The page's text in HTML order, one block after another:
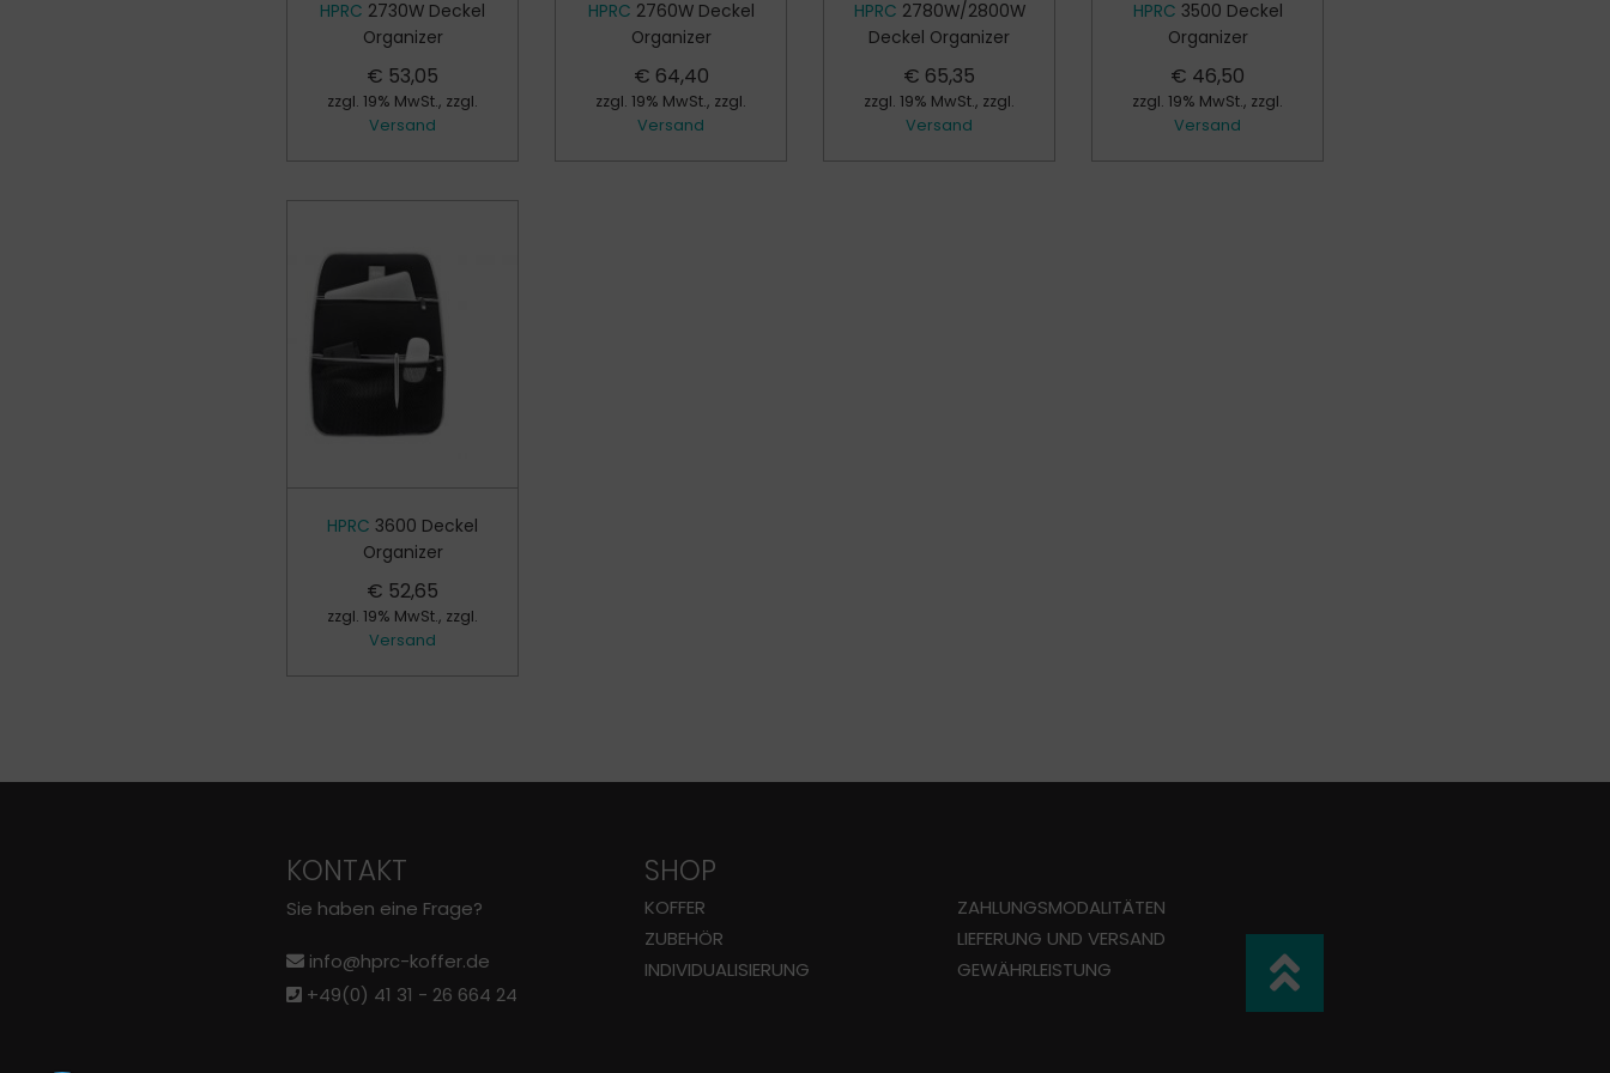
HPRC 2730W Deckel
Organizer
€ 53,05
zzgl. 19% MwSt., zzgl.
Versand
HPRC 2760W Deckel
Organizer
€ 64,40
zzgl. 19% MwSt., zzgl.
Versand
HPRC 2780W/2800W
Deckel Organizer
€ 65,35
zzgl. 19% MwSt., zzgl.
Versand
HPRC 3500 Deckel
Organizer
€ 46,50
zzgl. 19% MwSt., zzgl.
Versand
HPRC 3600 Deckel
Organizer
€ 52,65
zzgl. 19% MwSt., zzgl.
Versand
KONTAKT
Sie haben eine Frage?
info@hprc-koffer.de
+49(0) 41 31 - 26 664 24
SHOP
KOFFER
ZUBEHÖR
INDIVIDUALISIERUNG
ZAHLUNGS­MODALITÄTEN
LIEFERUNG UND VERSAND
GEWÄHRLEISTUNG